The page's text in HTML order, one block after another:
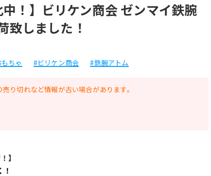
中！】ビリケン商会 ゼンマイ鉄腕
致しました！
ちゃ #ビリケン商会 #鉄腕アトム
り切れなど情報が古い場合があります。
】